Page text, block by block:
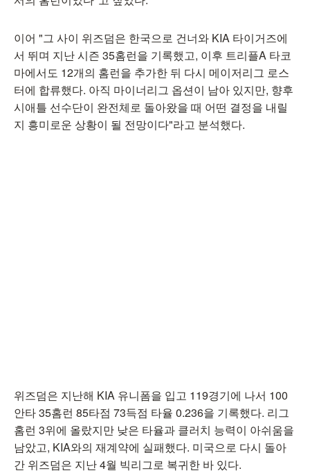
이어 "그 사이 위즈덤은 한국으로 건너와 KIA 타이거즈에
서 뛰며 지난 시즌 35홈런을 기록했고, 이후 트리플A 타코
마에서도 12개의 홈런을 추가한 뒤 다시 메이저리그 로스
터에 합류했다. 아직 마이너리그 옵션이 남아 있지만, 향후
시애틀 선수단이 완전체로 돌아왔을 때 어떤 결정을 내릴
지 흥미로운 상황이 될 전망이다"라고 분석했다.
위즈덤은 지난해 KIA 유니폼을 입고 119경기에 나서 100
안타 35홈런 85타점 73득점 타율 0.236을 기록했다. 리그
홈런 3위에 올랐지만 낮은 타율과 클러치 능력이 아쉬움을
남았고, KIA와의 재계약에 실패했다. 미국으로 다시 돌아
간 위즈덤은 지난 4월 빅리그로 복귀한 바 있다.